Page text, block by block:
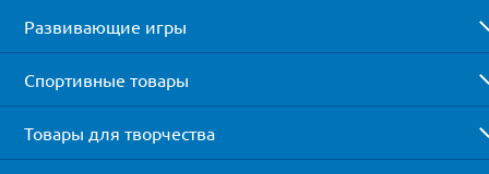
Развивающие игры
Спортивные товары
Товары для творчества